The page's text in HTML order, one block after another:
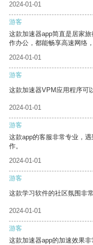
2024-01-01
游客
这款加速器app简直是居家
作办公，都能畅享高速网络
2024-01-01
游客
这款加速器VPM应用程序可
2024-01-01
游客
这款app的客服非常专业，
作。
2024-01-01
游客
这款学习软件的社区氛围非
2024-01-01
游客
这款加速器app的加速效果